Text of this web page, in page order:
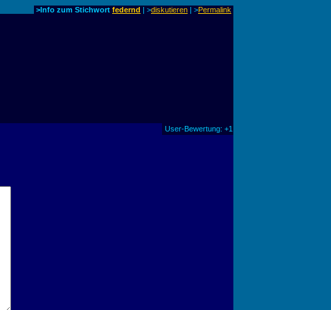
>Info zum Stichwort federnd | >diskutieren | >Permalink
User-Bewertung: +1